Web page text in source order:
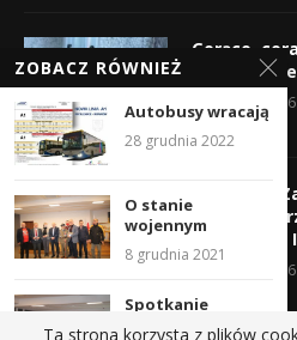
Gorąco,
chronić
4 sierpnia 2026
Krzysztof
wzmocni
nazwisko z
3 sierpnia 2026
ZOBACZ RÓWNIEŻ
Autobusy wracają
28 grudnia 2022
O stanie
wojennym
8 grudnia 2021
Spotkanie
przedsiębiorców
Ta strona korzysta z plików